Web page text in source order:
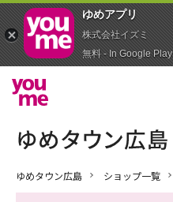
ゆめタウン広島 ショップ一覧
ゆめアプ‪リ‬
株式会社イズミ
無料 - In Google Play